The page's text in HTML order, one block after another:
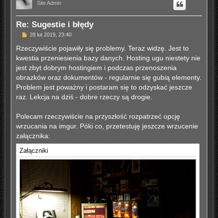
Site Admin
Re: Sugestie i błędy
P
s
28 lut 2019, 23:40
Rzeczywiście pojawiły się problemy. Teraz widzę. Jest to
kwestia przeniesienia bazy danych. Hosting ugu niestety nie
jest zbyt dobrym hostingiem i podczas przenoszenia
obrazków oraz dokumentów - regularnie się gubią elementy.
Problem jest poważny i postaram się to odzyskać jeszcze
raz. Lekcja na dziś - dobre rzeczy są drogie.
Polecam rzeczywiście na przyszłość rozpatrzeć opcję
wrzucania na imgur. Póki co, przetestuję jeszcze wrzucenie
załącznika:
Załączniki